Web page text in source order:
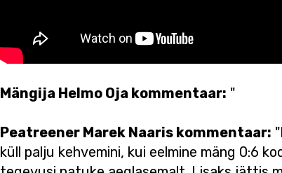
Mängija Helmo Oja kommentaar: "
Peatreener Marek Naaris kommentaar:
küll palju kehvemini, kui eelmine mäng 0:6